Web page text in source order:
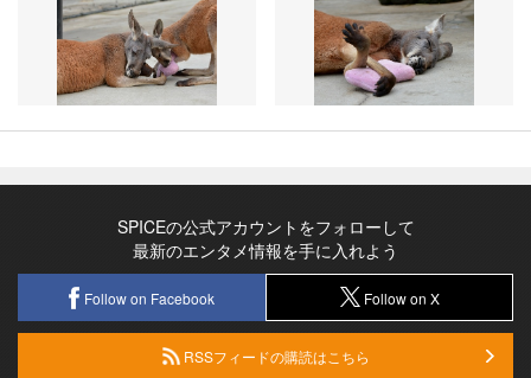
SPICEの公式アカウントをフォローして
最新のエンタメ情報を手に入れよう
Follow on Facebook Follow on X
RSSフィードの購読はこちら